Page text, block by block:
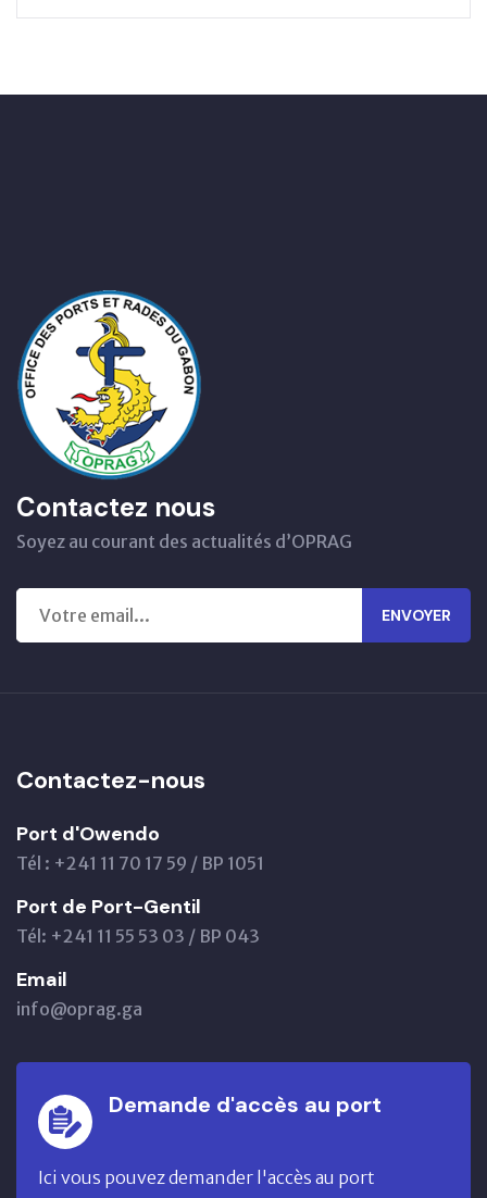
Contactez nous
Soyez au courant des actualités d’OPRAG
ENVOYER
Contactez-nous
Port d'Owendo
Tél : +241 11 70 17 59 / BP 1051
Port de Port-Gentil
Tél: +241 11 55 53 03 / BP 043
Email
info@oprag.ga
Demande d'accès au port
Ici vous pouvez demander l'accès au port